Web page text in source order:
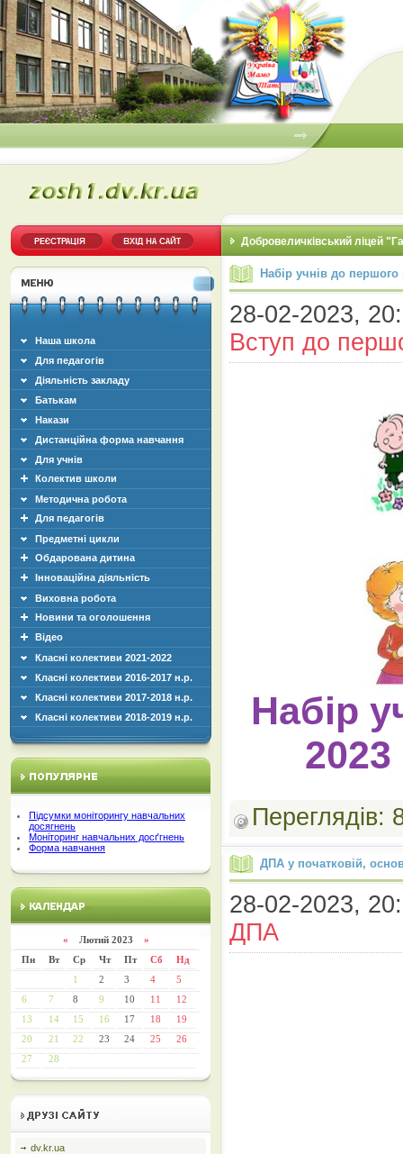
Добровеличківський ліцей
Наша школа
Для педагогів
Діяльність закладу
Батькам
Накази
Дистанційна форма навчання
Для учнів
Колектив школи
Методична робота
Для педагогів
Предметні цикли
Обдарована дитина
Інноваційна діяльність
Виховна робота
Новини та оголошення
Відео
Класні колективи 2021-2022
Класні колективи 2016-2017 н.р.
Класні колективи 2017-2018 н.р.
Класні колективи 2018-2019 н.р.
Підсумки моніторингу навчальних
досягнень
Моніторинг навчальних досґгнень
Форма навчання
« Лютий 2023 »
Пн
Вт Ср Чт Пт Сб
Нд
1
2 3 4
5
6
7 8 9 10 11
12
13
14 15 16 17 18
19
20
21 22 23 24 25
26
27
28
dv.kr.ua
Набір учнів до першого
28-02-2023,
Вступ до
Набір
2023
ДПА у початковій,
28-02-2023,
ДПА